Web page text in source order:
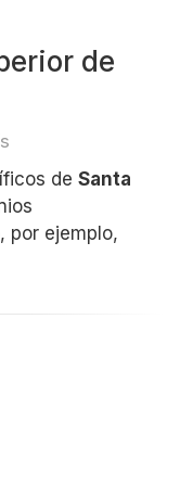
de
de Santa
por ejemplo,